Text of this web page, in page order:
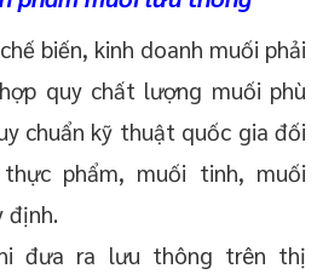
biến, kinh doanh muối phải
quy chất lượng muối phù
chuẩn kỹ thuật quốc gia đối
phẩm, muối tinh, muối
định.
đưa ra lưu thông trên thị